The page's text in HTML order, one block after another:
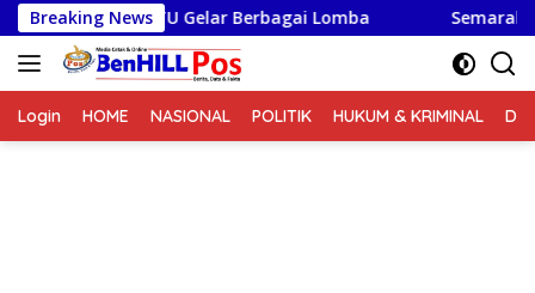
Langsung
ke
konten
Breaking News
0210/TU Gelar Berbagai Lomba Semarak
Login HOME NASIONAL POLITIK HUKUM & KRIMINAL